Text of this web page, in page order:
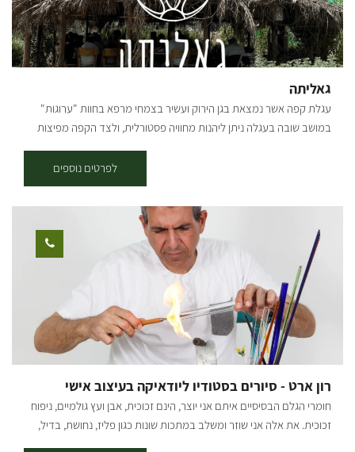
למספר המשתתפים בתיאום מראש. הסדנאות בתיאום מראש ב'-ה': 9:00-
14:00 שישי: 9:00-12:00 *ניתן להזמין סדנת ערב
גאליתה
עגלת קפה אשר נמצאת בגן הירוק ועשיר בצמחי מרפא בחוות "ערוגות"
במושב שובה בעגלה ניתן ליהנות מחוויה פסטורלית, ולצד הקפה מפיצות
לפרטים נוספים
רון ארט - סיורים בסטודיו ליודאיקה בעיצוב אישי
חומרי הגלם הבסיסיים איתם אני יוצר, הינם זכוכית, אבן ועץ גולמיים, ניפוח
זכוכית. את אלה אני שוזר ומשלב במתכות שונות כגון פליז, נחושת, בדיל,